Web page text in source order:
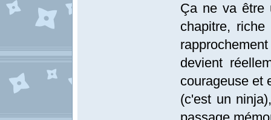
Ça ne va être
chapitre,
devient
courageuse et
(c'est un